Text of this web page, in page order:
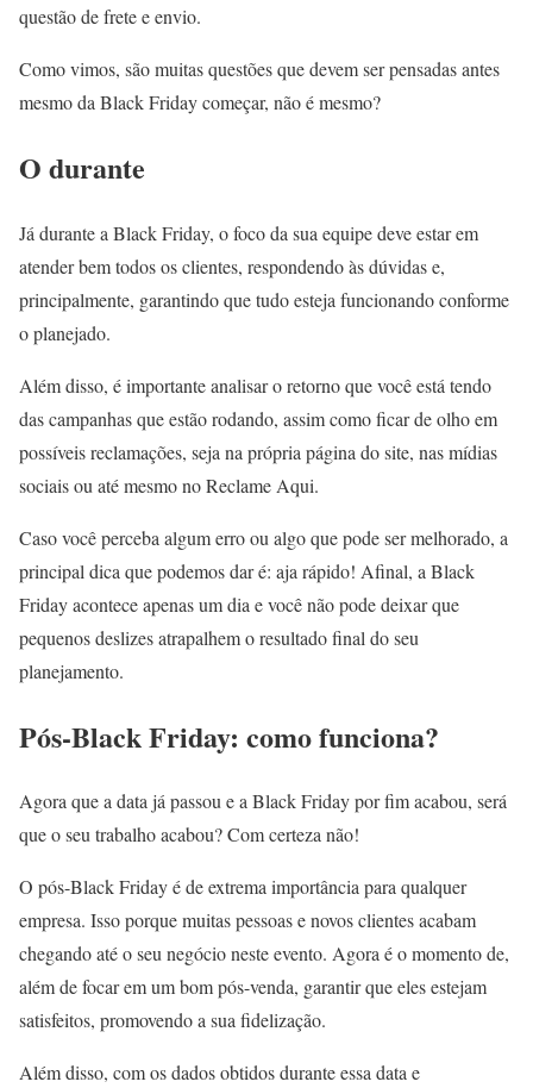
questão de frete e envio.
Como vimos, são muitas questões que devem ser pensadas antes
mesmo da Black Friday começar, não é mesmo?
O durante
Já durante a Black Friday, o foco da sua equipe deve estar em
atender bem todos os clientes, respondendo às dúvidas e,
principalmente, garantindo que tudo esteja funcionando conforme
o planejado.
Além disso, é importante analisar o retorno que você está tendo
das campanhas que estão rodando, assim como ficar de olho em
possíveis reclamações, seja na própria página do site, nas mídias
sociais ou até mesmo no Reclame Aqui.
Caso você perceba algum erro ou algo que pode ser melhorado, a
principal dica que podemos dar é: aja rápido! Afinal, a Black
Friday acontece apenas um dia e você não pode deixar que
pequenos deslizes atrapalhem o resultado final do seu
planejamento.
Pós-Black Friday: como funciona?
Agora que a data já passou e a Black Friday por fim acabou, será
que o seu trabalho acabou? Com certeza não!
O pós-Black Friday é de extrema importância para qualquer
empresa. Isso porque muitas pessoas e novos clientes acabam
chegando até o seu negócio neste evento. Agora é o momento de,
além de focar em um bom pós-venda, garantir que eles estejam
satisfeitos, promovendo a sua fidelização.
Além disso, com os dados obtidos durante essa data e